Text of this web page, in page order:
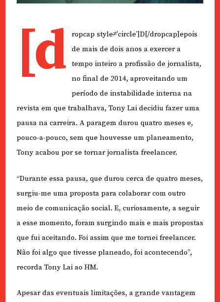
[d
ropcap style≠’circle’]D[/dropcap]epois
de mais de dois anos a exercer a
tempo inteiro a profissão de jornalista,
no final de 2014, aproveitando um
período de instabilidade interna na
revista em que trabalhava, Tony Lai decidiu fazer uma
pausa na carreira. A paragem durou quatro meses e,
pouco-a-pouco, sem que houvesse um planeamento,
Tony acabou por se tornar jornalista freelancer.
“Durante essa pausa, que durou cerca de quatro meses,
surgiu-me uma proposta para colaborar com outro
meio de comunicação social. E, curiosamente, a seguir
a esse momento, foram surgindo mais e mais propostas
que fui aceitando. Foi assim que me tornei freelancer.
Não foi algo que tivesse planeado, foi acontecendo”,
recorda Tony Lai ao HM.
Apesar das eventuais limitações, a grande vantagem